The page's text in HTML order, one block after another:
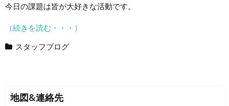
今日の課題は皆が大好きな活動です。
（続きを読む・・・）
スタッフブログ
地図&連絡先